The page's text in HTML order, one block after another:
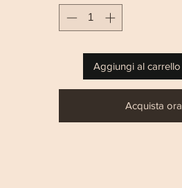
Aggiungi al carrello
Acquista ora